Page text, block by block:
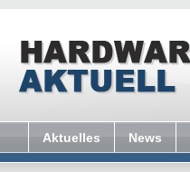
Aktuelles News